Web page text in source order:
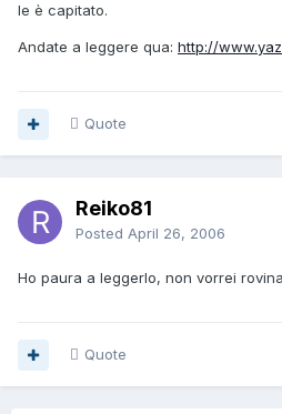
le è capitato.
Andate a leggere qua: http://
Quote
Reiko81
Posted April 26, 2006
Ho paura a leggerlo, non vorrei
Quote